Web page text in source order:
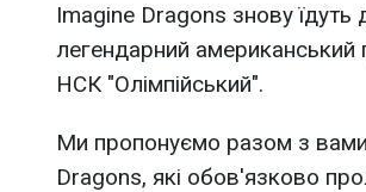
Imagine Dragons знову
легендарний
НСК "Олімпійський".
Ми пропонуємо разом з вами
Dragons, які обов'язково